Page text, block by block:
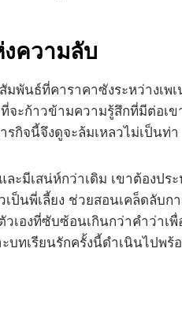
ความลับ
นธ์ที่คาราคาซังระหว่างเพเ
ก้าวข้ามความรู้สึกที่มีต่อเ
กิจนี้จึงดูจะล้มเหลวไม่เป็นท่า
มีเสน่ห์กว่าเดิม เขาต้องปร
นพี่เลี้ยง ช่วยสอนเคล็ดลับก
เองที่ซับซ้อนเกินกว่าคำว่า
ทเรียนรักครั้งนี้ดำเนินไปพ